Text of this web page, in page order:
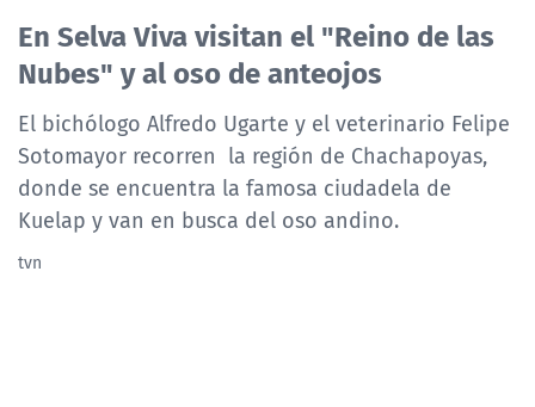
TELESERIES
NTV
ACTUALIDAD Y TENDENCIAS
CORPORATIVO Y TRANSPARENCIA
CANAL DE DENUNCIAS
En Selva Viva visitan el "Reino de las
Nubes" y al oso de anteojos
El bichólogo Alfredo Ugarte y el veterinario Felipe
Sotomayor recorren la región de Chachapoyas,
donde se encuentra la famosa ciudadela de
Kuelap y van en busca del oso andino.
tvn